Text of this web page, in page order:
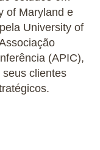
of Maryland e
University of
(APIC),
clientes